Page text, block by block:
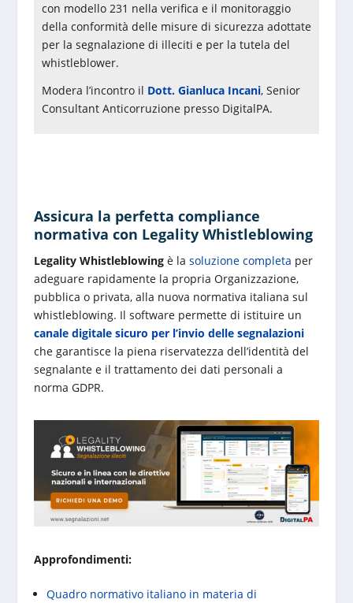
con modello 231 nella verifica e il monitoraggio
della conformità delle misure di sicurezza adottate
per la segnalazione di illeciti e per la tutela del
whistleblower.
Modera l’incontro il Dott. Gianluca Incani, Senior
Consultant Anticorruzione presso DigitalPA.
Assicura la perfetta compliance
normativa con Legality Whistleblowing
Legality Whistleblowingè la soluzione completa per
adeguare rapidamente la propria Organizzazione,
pubblica o privata, alla nuova normativa italiana sul
whistleblowing. Il software permette di istituire un
canale digitale sicuro per l’invio delle segnalazioni
che garantisce la piena riservatezza dell’identità del
segnalante e il trattamento dei dati personali a
norma GDPR.
Approfondimenti:
Quadro normativo italiano in materia di